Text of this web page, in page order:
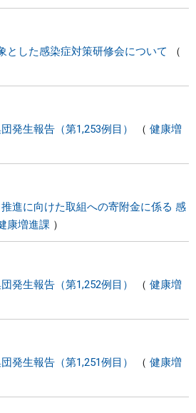
とした感染症対策研修会について
発生報告（第1,253例目）
健康増
進に向けた取組への寄附金に係る 感
康増進課
発生報告（第1,252例目）
健康増
発生報告（第1,251例目）
健康増